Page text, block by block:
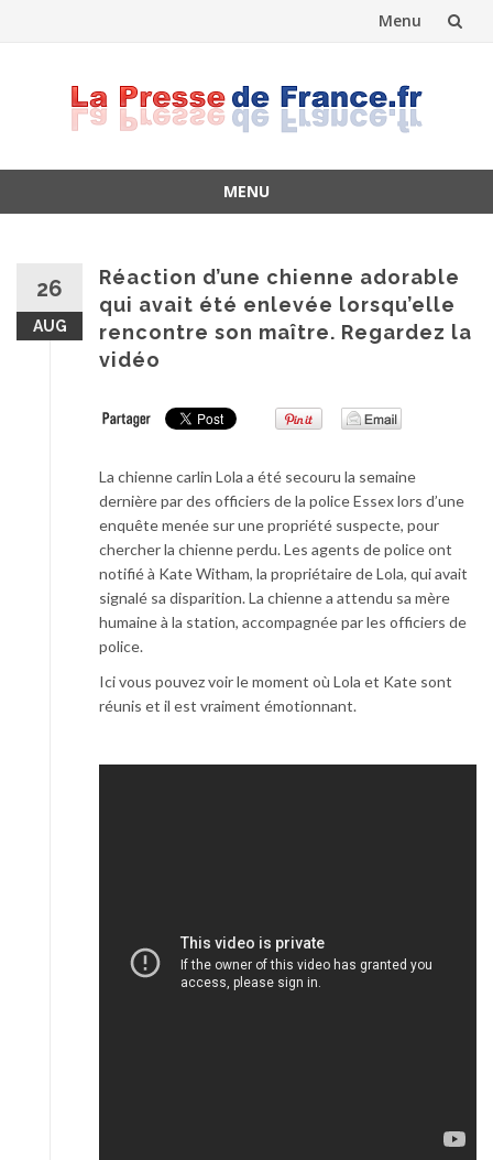
Menu
MENU
26
AUG
Réaction d’une chienne adorable
qui avait été enlevée lorsqu’elle
rencontre son maître. Regardez la
vidéo
La chienne carlin Lola a été secouru la semaine
dernière par des officiers de la police Essex lors d’une
enquête menée sur une propriété suspecte, pour
chercher la chienne perdu. Les agents de police ont
notifié à Kate Witham, la propriétaire de Lola, qui avait
signalé sa disparition. La chienne a attendu sa mère
humaine à la station, accompagnée par les officiers de
police.
Ici vous pouvez voir le moment où Lola et Kate sont
réunis et il est vraiment émotionnant.